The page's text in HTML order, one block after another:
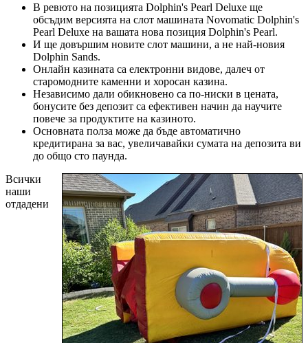
В ревюто на позицията Dolphin's Pearl Deluxe ще
обсъдим версията на слот машината Novomatic Dolphin's
Pearl Deluxe на вашата нова позиция Dolphin's Pearl.
И ще довършим новите слот машини, а не най-новия
Dolphin Sands.
Онлайн казината са електронни видове, далеч от
старомодните каменни и хоросан казина.
Независимо дали обикновено са по-ниски в цената,
бонусите без депозит са ефективен начин да научите
повече за продуктите на казиното.
Основната полза може да бъде автоматично
кредитирана за вас, увеличавайки сумата на депозита ви
до общо сто паунда.
Всички
наши
отдадени